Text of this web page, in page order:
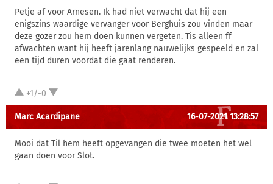
Petje af voor Arnesen. Ik had niet verwacht dat hij een
enigszins waardige vervanger voor Berghuis zou vinden maar
deze gozer zou hem doen kunnen vergeten. Tis alleen ff
afwachten want hij heeft jarenlang nauwelijks gespeeld en zal
een tijd duren voordat die gaat renderen.
+1/-0
Marc Acardipane 16-07-2021 13:28:57
Mooi dat Til hem heeft opgevangen die twee moeten het wel
gaan doen voor Slot.